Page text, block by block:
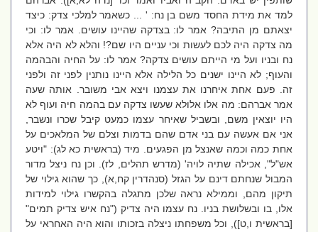
למד את מידת החסד משם בן נח: ' ... כשאמר למלכי צדק: כיצד
יצאתם מן התיבה? אמר לו: בצדקה שהיינו עושים. אמר לו: וכי
מה צדקה היה לכם לעשות וכי עניים היו שם?! והלא לא היה אלא
נח ובניו ועל מי הייתם עושים צדקה? אמר לו: על החיה והבהמה
והעוף; לא היינו ישנים כל הלילה אלא היינו נותנין לפני זה ולפני
זה. פעם אחת איחרנו את עצמנו ויצא אבי משובר. אותה שעה
אמר אברהם: מה אלו אלולא שעשו צדקה עם בהמה חיה ועוף לא
היו יוצאין משם, ובשביל שאיחר עצמו כמעט קיבל שכרו ונשבר,
אני אם אעשה עם בני אדם שהם בדמות וצלם של המלאכים על
אחת כמה וכמה שאנצל מן הפגעים. מיד (בראשית כא לג): "ויטע
אש"ל", אכילה שתיה לויה' (מדרש תהלים, לז). וכן נח ניצל מדור
המבול שנחתם דינם על הגזל (סנהדרין קח,א), כך שהוא גילוי של
תיקון מהם, וממילא נראה שלכן מתגלה בהקשרו גילוי למידות
אלו, בו ובשלושת בניו. נח עצמו היה צדיק ("נח איש צדיק תמים"
[בראשית ו,ט]), וכל משפחתו ניצלה בזכותו והוא היה האחראי על